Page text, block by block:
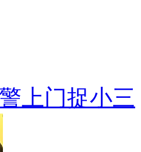
上门捉小三